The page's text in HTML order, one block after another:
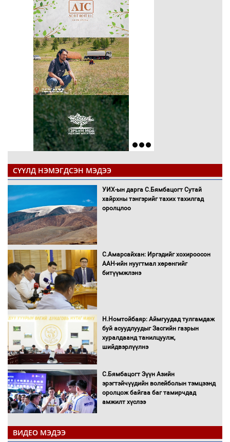
СҮҮЛД НЭМЭГДСЭН МЭДЭЭ
УИХ-ын дарга С.Бямбацогт Сутай
хайрхны тэнгэрийг тахих тахилгад
оролцлоо
С.Амарсайхан: Иргэдийг хохироосон
ААН-ийн нуугтмал хөрөнгийг
битүүмжлэнэ
Н.Номтойбаяр: Аймгуудад тулгамдаж
буй асуудлуудыг Засгийн газрын
хуралдаанд танилцуулж,
шийдвэрлүүлнэ
С.Бямбацогт Зүүн Азийн
эрэгтэйчүүдийн волейболын тэмцээнд
оролцож байгаа баг тамирчдад
амжилт хүслээ
ВИДЕО МЭДЭЭ